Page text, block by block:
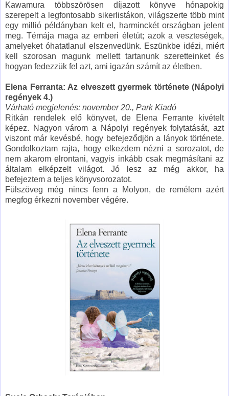
Kawamura többszörösen díjazott könyve hónapokig
szerepelt a legfontosabb sikerlistákon, világszerte több mint
egy millió példányban kelt el, harminckét országban jelent
meg. Témája maga az emberi életút; azok a veszteségek,
amelyeket óhatatlanul elszenvedünk. Eszünkbe idézi, miért
kell szorosan magunk mellett tartanunk szeretteinket és
hogyan fedezzük fel azt, ami igazán számít az életben.
Elena Ferranta: Az elveszett gyermek története (Nápolyi
regények 4.)
Várható megjelenés: november 20., Park Kiadó
Ritkán rendelek elő könyvet, de Elena Ferrante kivételt
képez. Nagyon várom a Nápolyi regények folytatását, azt
viszont már kevésbé, hogy befejeződjön a lányok története.
Gondolkoztam rajta, hogy elkezdem nézni a sorozatot, de
nem akarom elrontani, vagyis inkább csak megmásítani az
általam elképzelt világot. Jó lesz az még akkor, ha
befejeztem a teljes könyvsorozatot.
Fülszöveg még nincs fenn a Molyon, de remélem azért
megfog érkezni november végére.